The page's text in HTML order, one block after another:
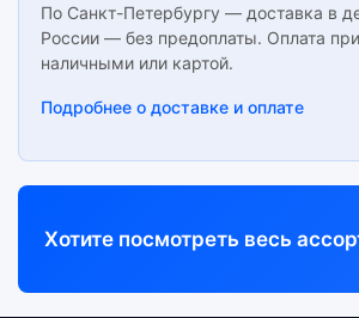
По Санкт-Петербургу — доставка в
России — без предоплаты. Оплата
наличными или картой.
Подробнее о доставке и оплате
Хотите посмотреть весь